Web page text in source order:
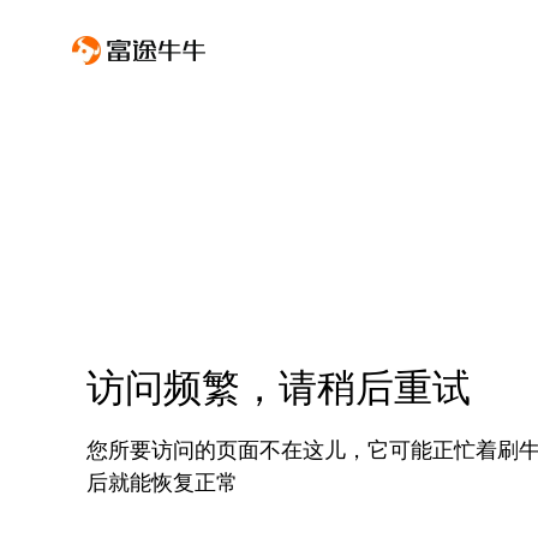
访问频繁，请稍后重试
您所要访问的页面不在这儿，它可能正忙着刷
后就能恢复正常